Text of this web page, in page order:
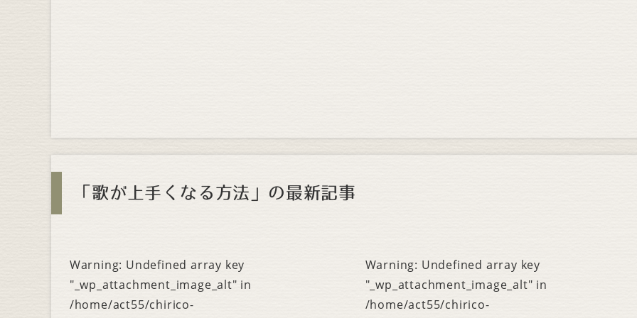
「歌が上手くなる方法」の最新記事
Warning: Undefined array key
"_wp_attachment_image_alt" in
/home/act55/chirico-
Warning: Undefined array key
"_wp_attachment_image_alt" in
/home/act55/chirico-